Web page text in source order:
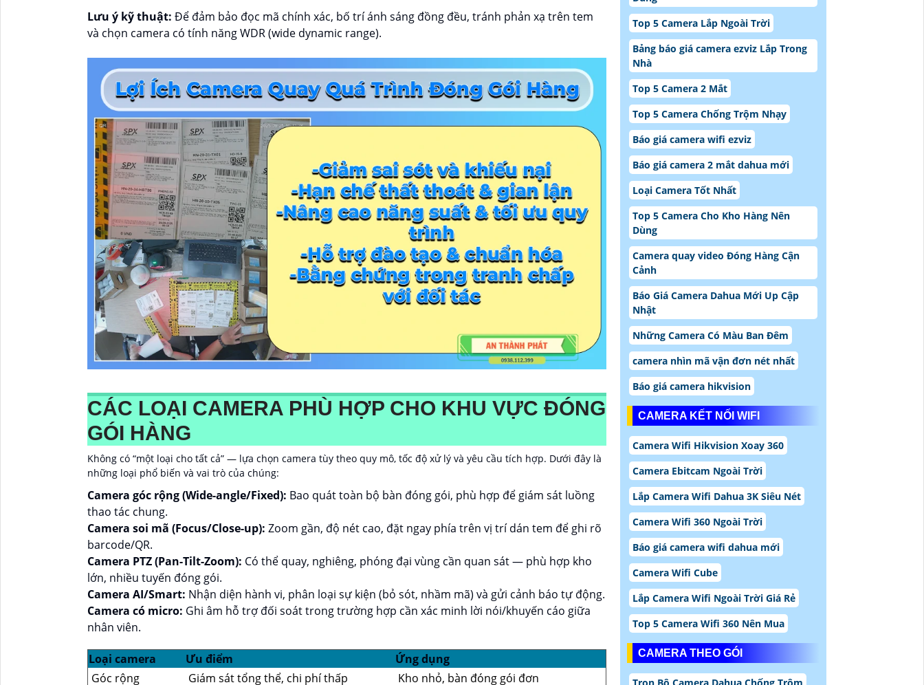
Lưu ý kỹ thuật: Để đảm bảo đọc mã chính xác, bố trí ánh sáng đồng đều, tránh phản xạ trên tem
và chọn camera có tính năng WDR (wide dynamic range).
CÁC LOẠI CAMERA PHÙ HỢP CHO KHU VỰC ĐÓNG
GÓI HÀNG
Không có “một loại cho tất cả” — lựa chọn camera tùy theo quy mô, tốc độ xử lý và yêu cầu tích hợp. Dưới đây là
những loại phổ biến và vai trò của chúng:
Camera góc rộng (Wide-angle/Fixed): Bao quát toàn bộ bàn đóng gói, phù hợp để giám sát luồng
thao tác chung.
Camera soi mã (Focus/Close-up): Zoom gần, độ nét cao, đặt ngay phía trên vị trí dán tem để ghi rõ
barcode/QR.
Camera PTZ (Pan-Tilt-Zoom): Có thể quay, nghiêng, phóng đại vùng cần quan sát — phù hợp kho
lớn, nhiều tuyến đóng gói.
Camera AI/Smart: Nhận diện hành vi, phân loại sự kiện (bỏ sót, nhầm mã) và gửi cảnh báo tự động.
Camera có micro: Ghi âm hỗ trợ đối soát trong trường hợp cần xác minh lời nói/khuyến cáo giữa
nhân viên.
Loại camera Ưu điểm
Ứng dụng
Góc rộng
Giám sát tổng thể, chi phí thấp Kho nhỏ, bàn đóng gói đơn
Top 5 Camera Lắp Ngoài Trời
Bảng báo giá camera ezviz Lắp Trong
Nhà
Top 5 Camera 2 Mắt
Top 5 Camera Chống Trộm Nhạy
Báo giá camera wifi ezviz
Báo giá camera 2 mắt dahua mới
Loại Camera Tốt Nhất
Top 5 Camera Cho Kho Hàng Nên
Dùng
Camera quay video Đóng Hàng Cận
Cảnh
Báo Giá Camera Dahua Mới Up Cập
Nhật
Những Camera Có Màu Ban Đêm
camera nhìn mã vận đơn nét nhất
Báo giá camera hikvision
CAMERA KẾT NỐI WIFI
Camera Wifi Hikvision Xoay 360
Camera Ebitcam Ngoài Trời
Lắp Camera Wifi Dahua 3K Siêu Nét
Camera Wifi 360 Ngoài Trời
Báo giá camera wifi dahua mới
Camera Wifi Cube
Lắp Camera Wifi Ngoài Trời Giá Rẻ
Top 5 Camera Wifi 360 Nên Mua
CAMERA THEO GÓI